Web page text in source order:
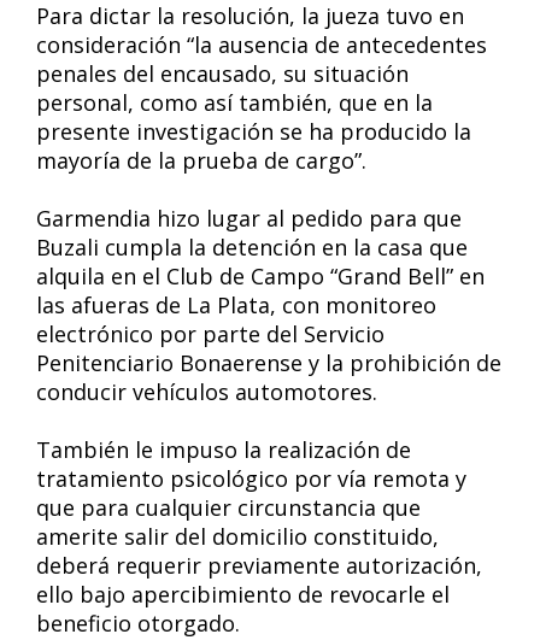
Para dictar la resolución, la jueza tuvo en
consideración “la ausencia de antecedentes
penales del encausado, su situación
personal, como así también, que en la
presente investigación se ha producido la
mayoría de la prueba de cargo”.
Garmendia hizo lugar al pedido para que
Buzali cumpla la detención en la casa que
alquila en el Club de Campo “Grand Bell” en
las afueras de La Plata, con monitoreo
electrónico por parte del Servicio
Penitenciario Bonaerense y la prohibición de
conducir vehículos automotores.
También le impuso la realización de
tratamiento psicológico por vía remota y
que para cualquier circunstancia que
amerite salir del domicilio constituido,
deberá requerir previamente autorización,
ello bajo apercibimiento de revocarle el
beneficio otorgado.